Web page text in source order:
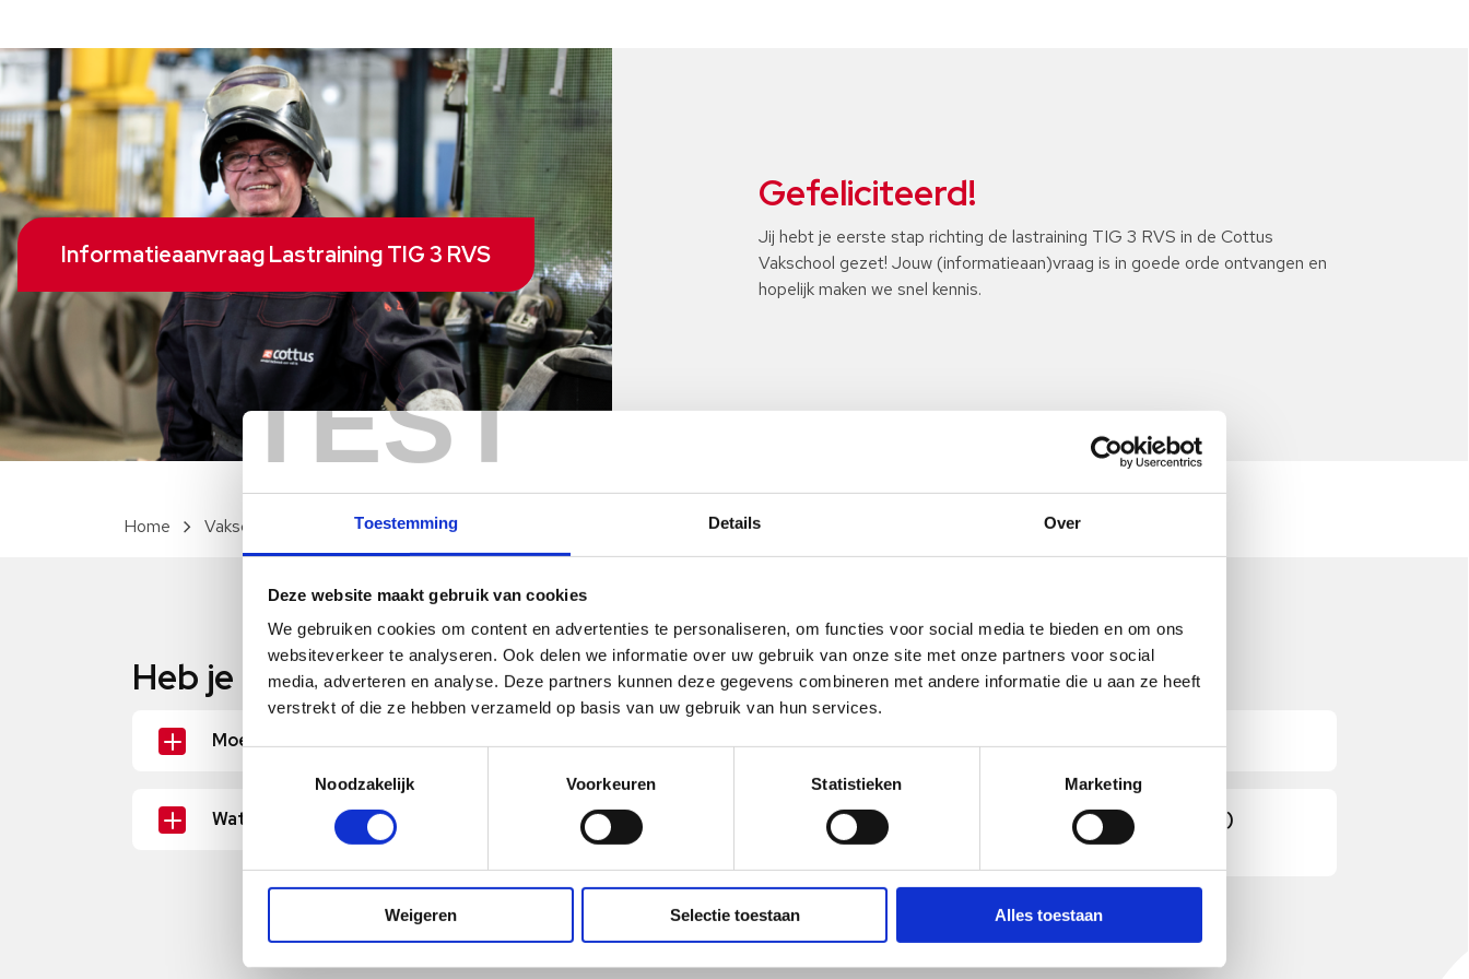
TEST
Toestemming Details Over
Deze website maakt gebruik van cookies
We gebruiken cookies om content en advertenties te personaliseren, om functies voor social media te bieden en om ons
websiteverkeer te analyseren. Ook delen we informatie over uw gebruik van onze site met onze partners voor social
media, adverteren en analyse. Deze partners kunnen deze gegevens combineren met andere informatie die u aan ze heeft
verstrekt of die ze hebben verzameld op basis van uw gebruik van hun services.
Noodzakelijk
Voorkeuren Statistieken Marketing
Weigeren Selectie toestaan Alles toestaan
Informatieaanvraag Lastraining TIG 3 RVS
Gefeliciteerd!
Jij hebt je eerste stap richting de lastraining TIG 3 RVS in de Cottus
Vakschool gezet! Jouw (informatieaan)vraag is in goede orde ontvangen en
hopelijk maken we snel kennis.
Vakschool Overige opleidingen Lastraining TIG 3 RVS Bedanktpagina Lastraining TIG 3 RVS
Heb je nog vragen? Hopelijk beantwoorden we ze hier:
Moet ik nu nog iets doen?
Nee! Wij gaan zo snel mogelijk contact met je opnemen.
Zo snel mogelijk. Op werkdagen nemen we normaal gesproken
binnen 24 uur contact met je op. Heb je deze
informatieaanvraag in het weekend gedaan? Dan proberen we
Wat kan ik tot die tijd doen?
YouTube-kanaal, dus neem daar gerust eens een kijkje. Of
volg ons op social media! We zijn te vinden op
LinkedInénInstagram.
Waar kan ik meer lezen over mijn (toekomstige)
vakgebied?
Dat kan opdeze pagina over Industrie & Machinebouw